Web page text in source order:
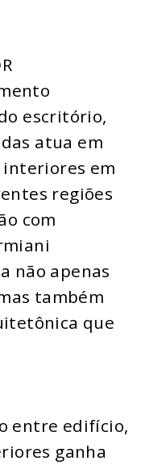
escritório,
atua em
em
regiões
com
não apenas
também
que
entre edifício,
ganha